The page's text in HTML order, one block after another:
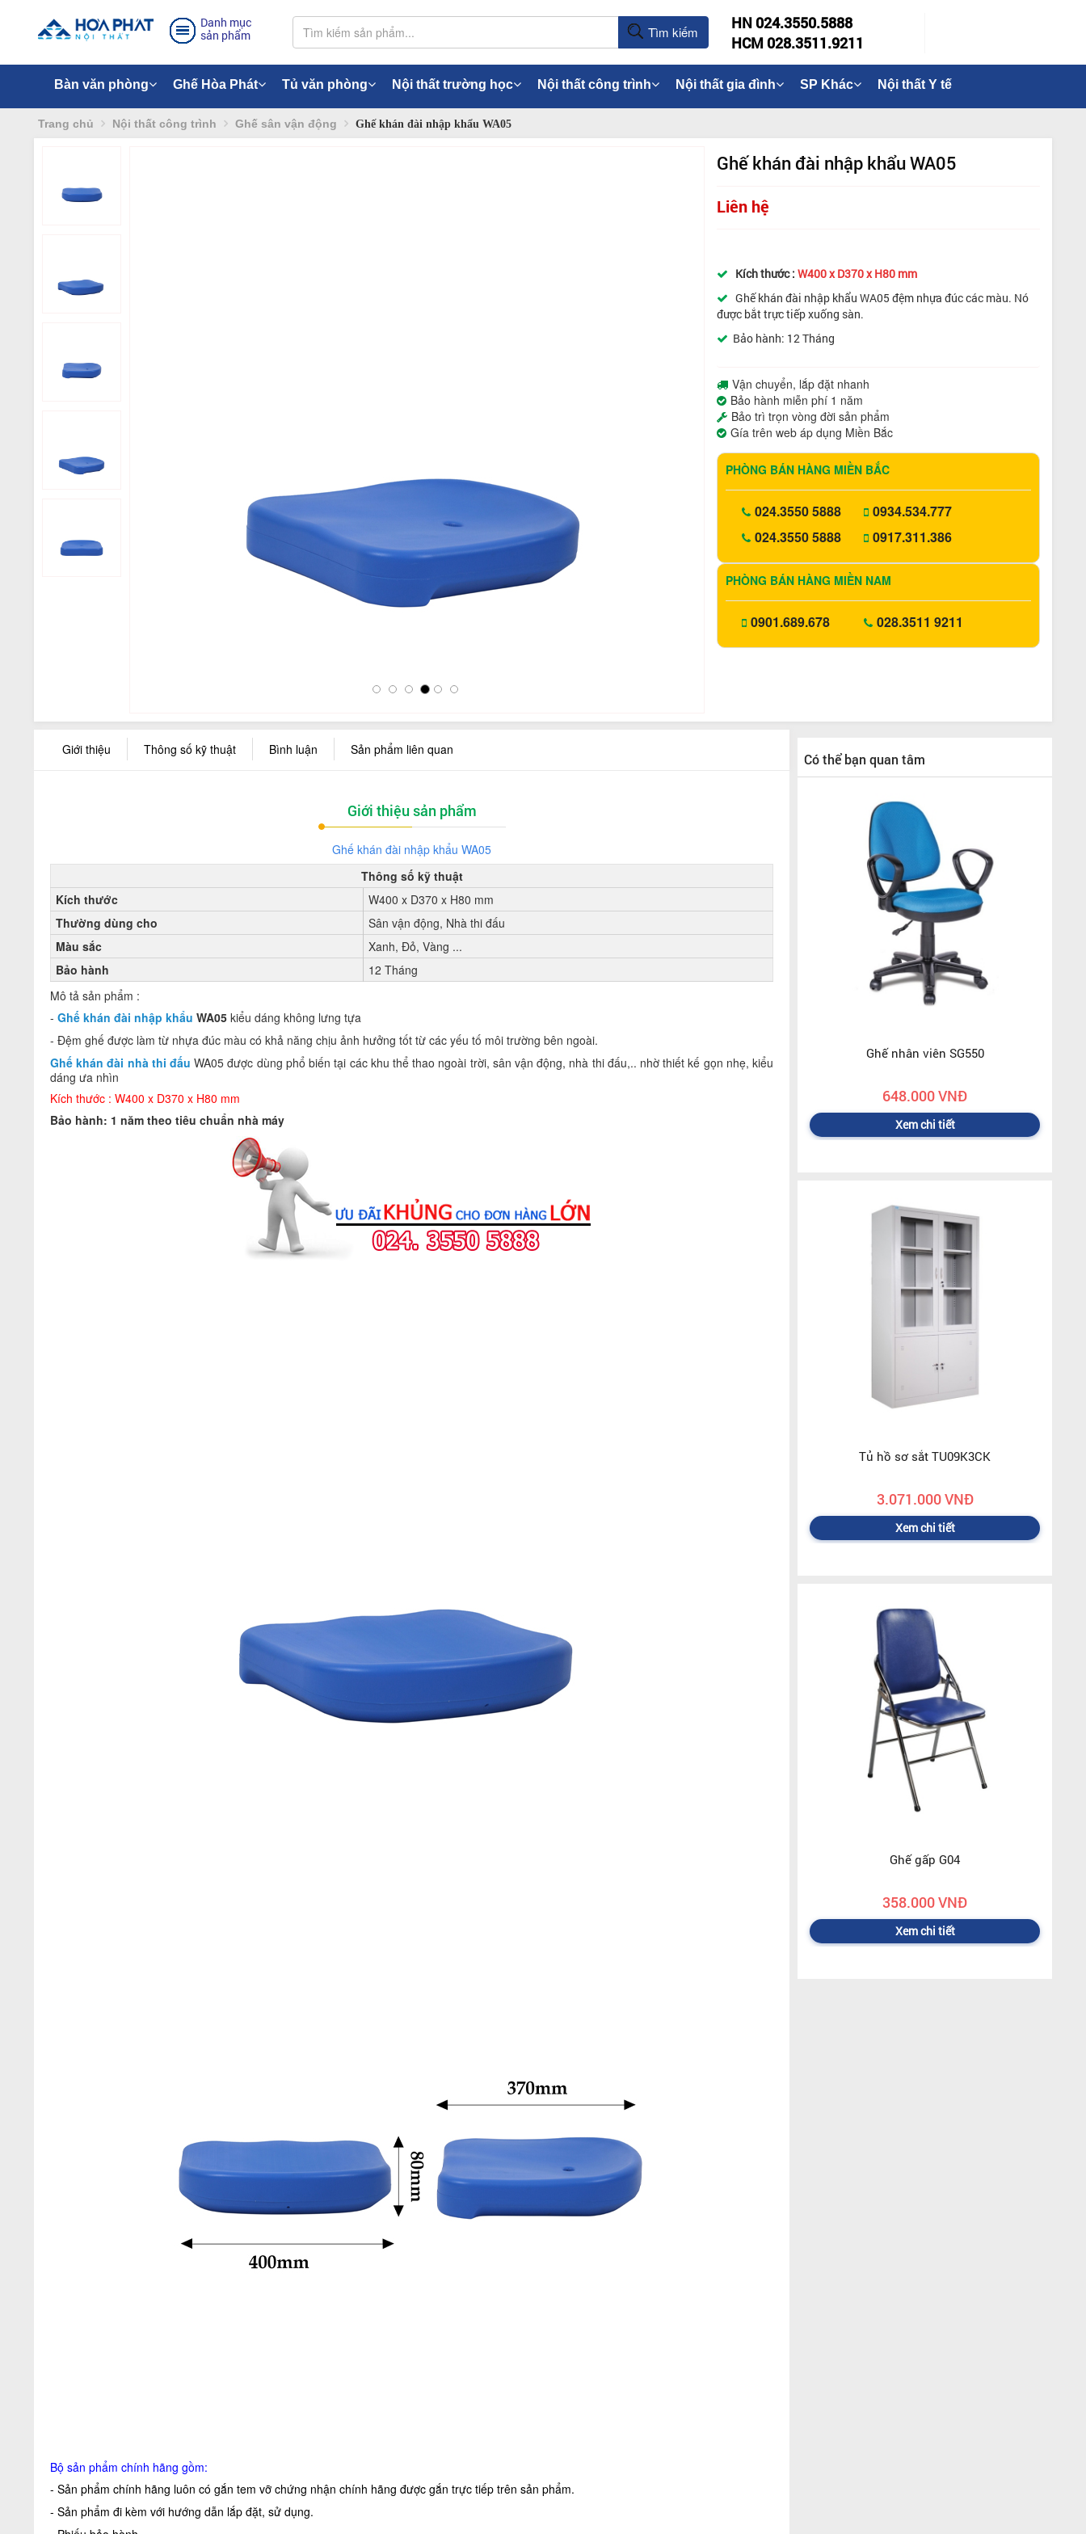
Danh mục
sản phẩm
Tìm kiếm
HN 024.3550.5888
HCM 028.3511.9211
Bàn văn phòng Ghế Hòa Phát Tủ văn phòng Nội thất trường học Nội thất công trình Nội thất gia đình SP Khác Nội thất Y tế
Trang chủ Nội thất công trình Ghế sân vận động Ghế khán đài nhập khẩu WA05
Ghế khán đài nhập khẩu WA05
Liên hệ
Kích thước : W400 x D370 x H80 mm
Ghế khán đài nhập khẩu WA05 đệm nhựa đúc các màu. Nó
được bắt trực tiếp xuống sàn.
Bảo hành: 12 Tháng
Vận chuyển, lắp đặt nhanh
Bảo hành miễn phí 1 năm
Bảo trì trọn vòng đời sản phẩm
Gía trên web áp dụng Miền Bắc
PHÒNG BÁN HÀNG MIỀN BẮC
024.3550 5888
024.3550 5888
0934.534.777
0917.311.386
PHÒNG BÁN HÀNG MIỀN NAM
0901.689.678 028.3511 9211
Giới thiệu Thông số kỹ thuật Bình luận Sản phẩm liên quan
Giới thiệu sản phẩm
Ghế khán đài nhập khẩu WA05
Thông số kỹ thuật
Kích thước
W400 x D370 x H80 mm
Thường dùng cho
Sân vận động, Nhà thi đấu
Màu sắc
Xanh, Đỏ, Vàng ...
Bảo hành
12 Tháng
Mô tả sản phẩm :
- Ghế khán đài nhập khẩu WA05 kiểu dáng không lưng tựa
- Đệm ghế được làm từ nhựa đúc màu có khả năng chịu ảnh hưởng tốt từ các yếu tố môi trường bên ngoài.
Ghế khán đài nhà thi đấu WA05 được dùng phổ biến tại các khu thể thao ngoài trời, sân vận động, nhà thi đấu,.. nhờ thiết kế gọn nhẹ, kiểu
dáng ưa nhìn
Kích thước : W400 x D370 x H80 mm
Bảo hành: 1 năm theo tiêu chuẩn nhà máy
Bộ sản phẩm chính hãng gồm:
- Sản phẩm chính hãng luôn có gắn tem vỡ chứng nhận chính hãng được gắn trực tiếp trên sản phẩm.
- Sản phẩm đi kèm với hướng dẫn lắp đặt, sử dụng.
Có thể bạn quan tâm
Ghế nhân viên SG550
648.000 VNĐ
Xem chi tiết
Tủ hồ sơ sắt TU09K3CK
3.071.000 VNĐ
Xem chi tiết
Ghế gấp G04
358.000 VNĐ
Xem chi tiết